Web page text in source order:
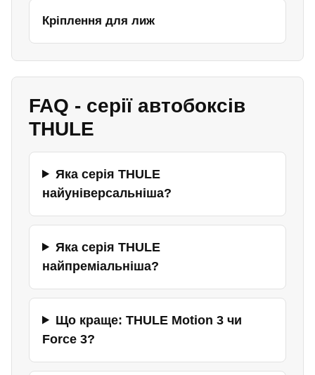
Кріплення для лиж
FAQ - серії автобоксів
THULE
Яка серія THULE
найуніверсальніша?
Яка серія THULE
найпреміальніша?
Що краще: THULE Motion 3 чи
Force 3?